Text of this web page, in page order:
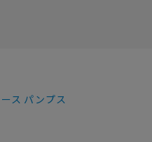
ス パンプス